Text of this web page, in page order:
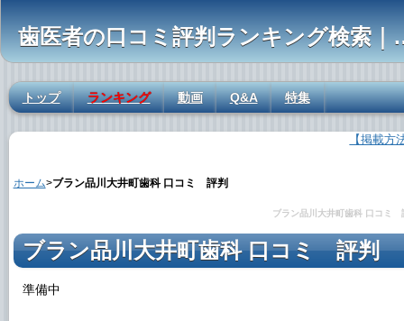
歯医者の口コ
トップ ランキング 動画 Q&A 特集
【掲載方
ホーム>ブラン品川大井町歯科 口コミ 評判
ブラン品川大井町歯科 口コミ
ブラン品川大井町歯科 口コミ 評判
準備中